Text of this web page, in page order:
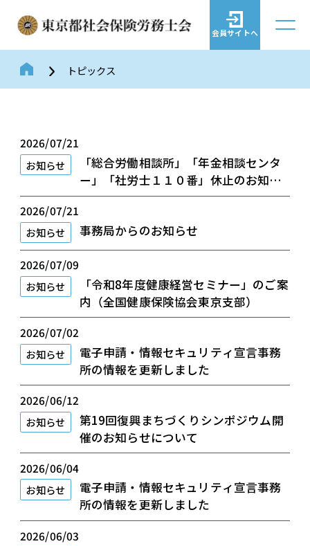
会員サイトへ
トピックス
2026/07/21
お知らせ
「総合労働相談所」「年金相談センタ
ー」「社労士１１０番」休止のお知ら
せ
2026/07/21
お知らせ 事務局からのお知らせ
2026/07/09
お知らせ
「令和8年度健康経営セミナー」のご案
内（全国健康保険協会東京支部）
2026/07/02
お知らせ
電子申請・情報セキュリティ宣言事務
所の情報を更新しました
2026/06/12
お知らせ
第19回復興まちづくりシンポジウム開
催のお知らせについて
2026/06/04
お知らせ
電子申請・情報セキュリティ宣言事務
所の情報を更新しました
2026/06/03